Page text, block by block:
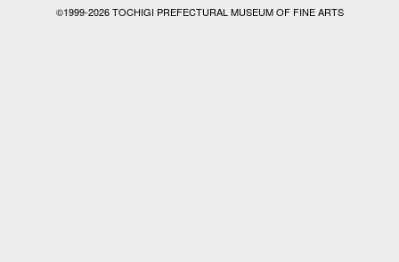
©1999-2026 TOCHIGI PREFECTURAL MUSEUM OF FINE ARTS